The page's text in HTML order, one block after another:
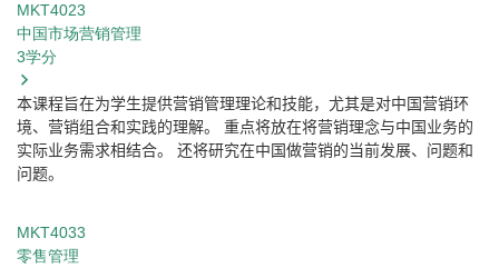
MKT4023
中国市场营销管理
3学分
本课程旨在为学生提供营销管理理论和技能，尤其是对中国营销环
境、营销组合和实践的理解。
重点将放在将营销理念与中国业务的
实际业务需求相结合。
还将研究在中国做营销的当前发展、问题和
问题。
MKT4033
零售管理